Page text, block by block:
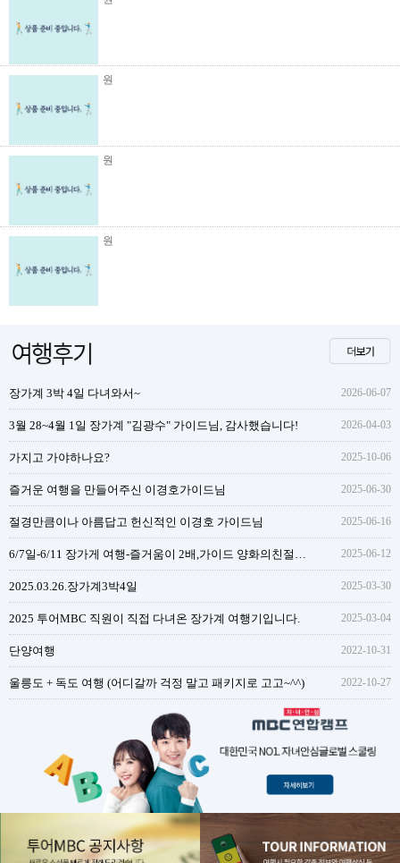
원
원
원
장가계 3박 4일 다녀와서~ 2026-06-07
3월 28~4월 1일 장가계 "김광수" 가이드님, 감사했습니다! 2026-04-03
가지고 가야하나요? 2025-10-06
즐거운 여행을 만들어주신 이경호가이드님 2025-06-30
절경만큼이나 아름답고 헌신적인 이경호 가이드님 2025-06-16
2025-06-12
2025.03.26.장가계3박4일 2025-03-30
2025 투어MBC 직원이 직접 다녀온 장가계 여행기입니다. 2025-03-04
단양여행 2022-10-31
울릉도 + 독도 여행 (어디갈까 걱정 말고 패키지로 고고~^^) 2022-10-27